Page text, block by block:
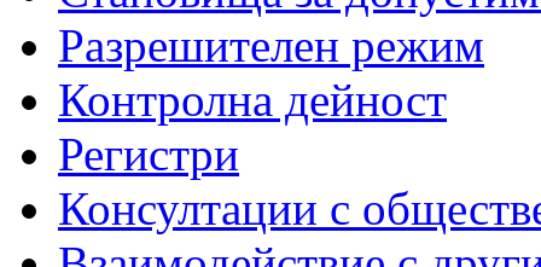
Разрешителен режим
Контролна дейност
Регистри
Консултации с